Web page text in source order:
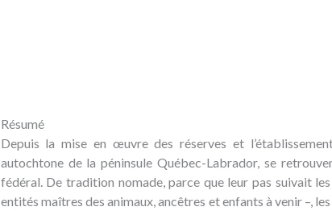
Résumé
Depuis la mise en œuvre des réserves et
autochtone de la péninsule Québec-Labrador, se
fédéral. De tradition nomade, parce que leur pas suivait
entités maîtres des animaux, ancêtres et enfants à venir –,